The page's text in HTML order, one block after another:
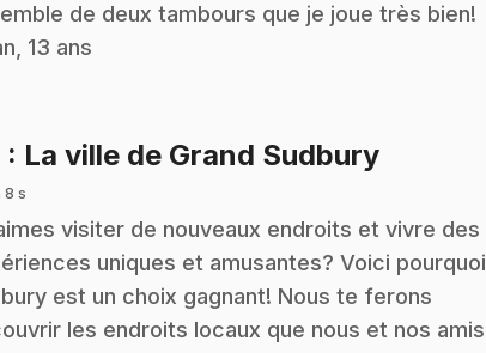
de deux tambours que je joue très bien!
13 ans
: La ville de Grand Sudbury.
8 s
visiter de nouveaux endroits et vivre des
uniques et amusantes? Voici pourquoi
est un choix gagnant! Nous te ferons
les endroits locaux que nous et nos amis